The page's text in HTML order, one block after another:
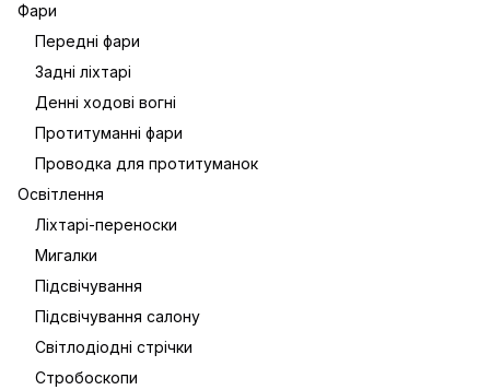
Фари
Передні фари
Задні ліхтарі
Денні ходові вогні
Протитуманні фари
Проводка для протитуманок
Освітлення
Ліхтарі-переноски
Мигалки
Підсвічування
Підсвічування салону
Світлодіодні стрічки
Стробоскопи